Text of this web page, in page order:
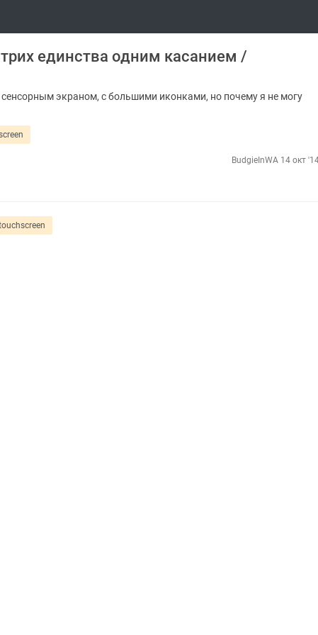
единства одним касанием /
сенсорным экраном, с большими иконками, но почему я не могу
BudgieInWA 14 окт